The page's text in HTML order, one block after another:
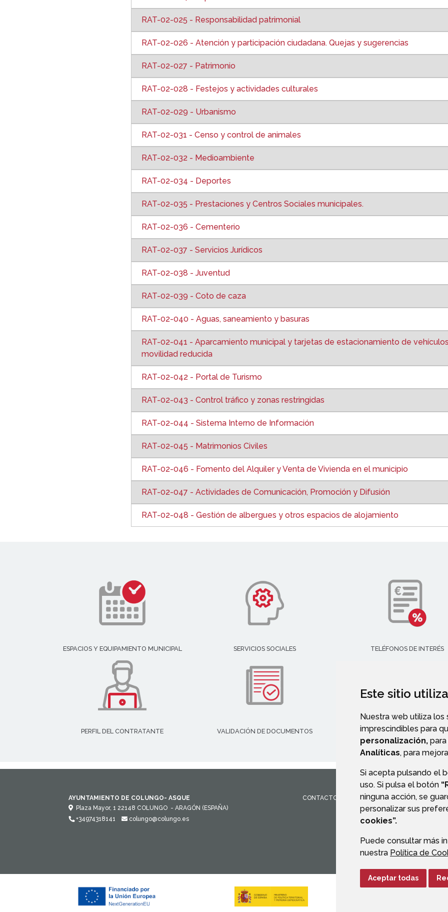
Este sitio
Nuestra web utiliza los
imprescindibles para
personalización,
Analíticas, para
Si acepta pulsando el
uso. Si pulsa el botón
ninguna acción, se
personalizar sus
cookies”.
Puede consultar más
nuestra Política de
Aceptar todas
RAT-02-025 - Responsabilidad patrimonial
RAT-02-026 - Atención y participación ciudadana. Quejas y sugerencias
RAT-02-027 - Patrimonio
RAT-02-028 - Festejos y actividades culturales
RAT-02-029 - Urbanismo
RAT-02-031 - Censo y control de animales
RAT-02-032 - Medioambiente
RAT-02-034 - Deportes
RAT-02-035 - Prestaciones y Centros Sociales municipales.
RAT-02-036 - Cementerio
RAT-02-037 - Servicios Jurídicos
RAT-02-038 - Juventud
RAT-02-039 - Coto de caza
RAT-02-040 - Aguas, saneamiento y basuras
RAT-02-041 - Aparcamiento municipal y tarjetas de estacionamiento de
movilidad reducida
RAT-02-042 - Portal de Turismo
RAT-02-043 - Control tráfico y zonas restringidas
RAT-02-044 - Sistema Interno de Información
RAT-02-045 - Matrimonios Civiles
RAT-02-046 - Fomento del Alquiler y Venta de Vivienda en el municipio
RAT-02-047 - Actividades de Comunicación, Promoción y Difusión
RAT-02-048 - Gestión de albergues y otros espacios de alojamiento
ESPACIOS Y EQUIPAMIENTO MUNICIPAL SERVICIOS SOCIALES TELÉFONOS DE INTERÉS
PERFIL DEL CONTRATANTE VALIDACIÓN DE DOCUMENTOS TRANSPARENCIA
AYUNTAMIENTO DE COLUNGO- ASQUE
Plaza Mayor, 1 22148 COLUNGO - ARAGÓN (ESPAÑA)
+34974318141
colungo@colungo.es
CONTACTO MAPA WEB AVISO LEGAL